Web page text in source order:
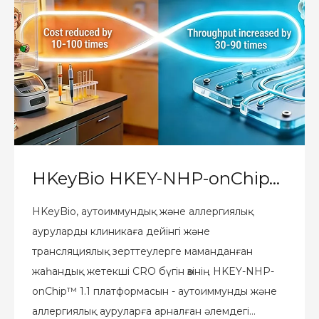
HKeyBio HKEY-NHP-onChip™ 1.1: аутоиммунды және аллергиялық ауруларға арналған әлемдегі алғашқы NHP In vitro моделін іске қосады.
HKeyBio, аутоиммундық және аллергиялық
ауруларды клиникаға дейінгі және
трансляциялық зерттеулерге маманданған
жаһандық жетекші CRO бүгін өзінің HKEY-NHP-
onChip™ 1.1 платформасын - аутоиммунды және
аллергиялық ауруларға арналған әлемдегі